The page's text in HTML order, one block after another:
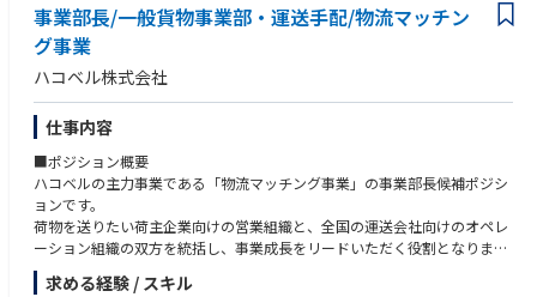
既存の枠組みをアップデートし、自分のアイデアで次世代の供給体制を構
築できます。
・社会的意義の高さ
あなたが届けたデバイスが、全国の薬剤師と患者さんの体験を変える基盤
になります。
・多角化する事業のデリバリー統括へ
カケハシグループの事業拡大に伴い、管理するデバイスの種類や供給プロ
セスはさらに複雑化していきます。個別の運用管理に留まらず、グループ
全体のデリバリー体制を最適化する「共通基盤」の構築など、より難易度
の高い仕組みづくりに挑戦いただけるキャリアパスがあります。
す。
・自走できるプロフェッショナル
指示待ちではなく「今のやり方はベストか？」を問い、自律的に動ける
方。
・全体最適の視点
前後の工程（企画・サポート）やグループ全体のバランスを俯瞰して判断
できる方。
・不確実性を楽しむ胆力
変化の激しい環境で、泥臭い実務と仕組みづくりを両立し、やり遂げられ
る方。
・チームへの貢献
個人の成果に固執せず、組織全体の生産性向上にコミットできる方。
事業部長/一般貨物事業部・運送手配/物流マッチン
グ事業
ハコベル株式会社
仕事内容
■ポジション概要
ハコベルの主力事業である「物流マッチング事業」の事業部長候補ポジシ
ョンです。
荷物を送りたい荷主企業向けの営業組織と、全国の運送会社向けのオペレ
ーション組織の双方を統括し、事業成長をリードいただく役割となりま
す。
求める経験 / スキル